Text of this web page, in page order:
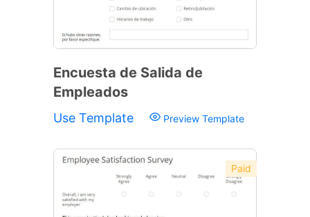
Encuesta de Salida de
Empleados
Use Template Preview Template
Paid